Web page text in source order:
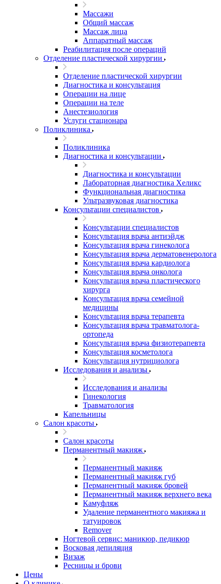
Массажи
Общий массаж
Массаж лица
Аппаратный массаж
Реабилитация после операций
Отделение пластической хирургии
Отделение пластической хирургии
Диагностика и консультация
Операции на лице
Операции на теле
Анестезиология
Услуги стационара
Поликлиника
Поликлиника
Диагностика и консультации
Диагностика и консультации
Лабораторная диагностика Хеликс
Функциональная диагностика
Ультразвуковая диагностика
Консультации специалистов
Консультации специалистов
Консультация врача антиэйдж
Консультация врача гинеколога
Консультация врача дерматовенеролога
Консультация врача кардиолога
Консультация врача онколога
Консультация врача пластического
хирурга
Консультация врача семейной
медицины
Консультация врача терапевта
Консультация врача травматолога-
ортопеда
Консультация врача физиотерапевта
Консультация косметолога
Консультация нутрициолога
Исследования и анализы
Исследования и анализы
Гинекология
Травматология
Капельницы
Салон красоты
Салон красоты
Перманентный макияж
Перманентный макияж
Перманентный макияж губ
Перманентный макияж бровей
Перманентный макияж верхнего века
Камуфляж
Удаление перманентного макияжа и
татуировок
Remover
Ногтевой сервис: маникюр, педикюр
Восковая депиляция
Визаж
Ресницы и брови
Цены